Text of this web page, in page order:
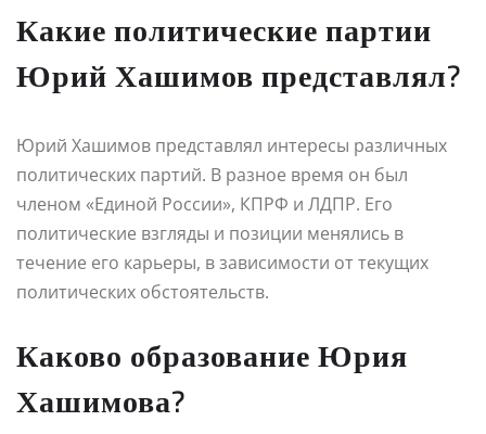
Какие политические партии
Юрий Хашимов представлял?
Юрий Хашимов представлял интересы различных
политических партий. В разное время он был
членом «Единой России», КПРФ и ЛДПР. Его
политические взгляды и позиции менялись в
течение его карьеры, в зависимости от текущих
политических обстоятельств.
Каково образование Юрия
Хашимова?